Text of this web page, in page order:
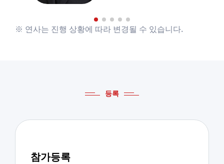
※ 연사는 진행 상황에 따라 변경될 수 있습니다.
등록
참가등록